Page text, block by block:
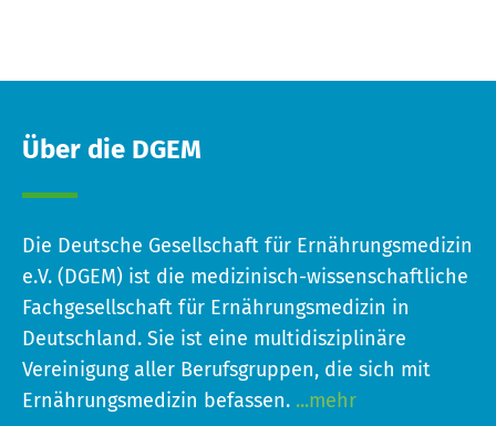
Über die DGEM
Die Deutsche Gesellschaft für Ernährungsmedizin
e.V. (DGEM) ist die medizinisch-wissenschaftliche
Fachgesellschaft für Ernährungsmedizin in
Deutschland. Sie ist eine multidisziplinäre
Vereinigung aller Berufsgruppen, die sich mit
Ernährungsmedizin befassen. ...mehr